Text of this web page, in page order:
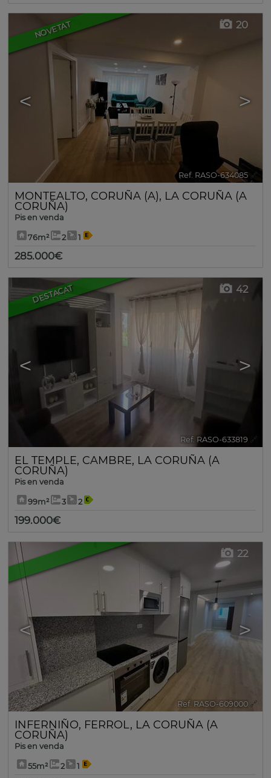
NOVETAT
< >
20
Ref. RASO-634085 🔗
MONTEALTO, CORUÑA (A), LA CORUÑA (A
CORUÑA)
Pis en venda
76m² 2 1
285.000€
DESTACAT
< >
42
Ref. RASO-633819 🔗
EL TEMPLE, CAMBRE, LA CORUÑA (A
CORUÑA)
Pis en venda
99m² 3 2
199.000€
< >
22
Ref. RASO-609000 🔗
INFERNIÑO, FERROL , LA CORUÑA (A
CORUÑA)
Pis en venda
55m² 2 1